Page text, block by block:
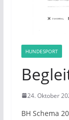
HUNDESPORT
24. Oktober
BH Schema